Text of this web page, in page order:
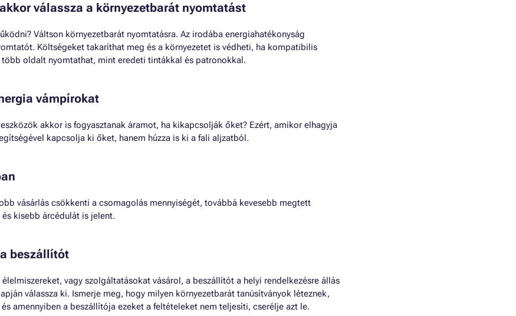
válassza a környezetbarát nyomtatást
Váltson környezetbarát nyomtatásra. Az irodába energiahatékonyság
Költségeket takaríthat meg és a környezetet is védheti, ha kompatibilis
oldalt nyomtathat, mint eredeti tintákkal és patronokkal.
vámpírokat
akkor is fogyasztanak áramot, ha kikapcsolják őket? Ezért, amikor elhagyja
kapcsolja ki őket, hanem húzza is ki a fali aljzatból.
vásárlás csökkenti a csomagolás mennyiségét, továbbá kevesebb megtett
kisebb árcédulát is jelent.
beszállítót
vagy szolgáltatásokat vásárol, a beszállítót a helyi rendelkezésre állás
válassza ki. Ismerje meg, hogy milyen környezetbarát tanúsítványok léteznek,
amennyiben a beszállítója ezeket a feltételeket nem teljesíti, cserélje azt le.